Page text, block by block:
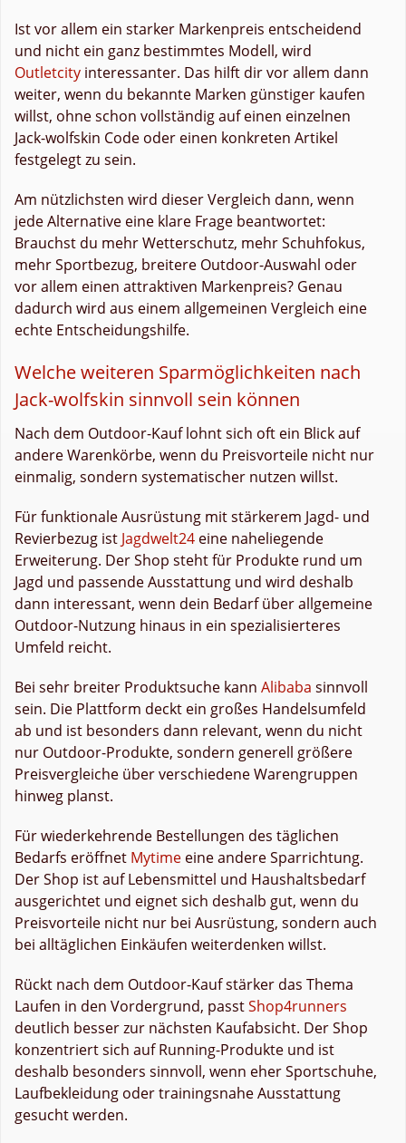
Ist vor allem ein starker Markenpreis entscheidend
und nicht ein ganz bestimmtes Modell, wird
Outletcity interessanter. Das hilft dir vor allem dann
weiter, wenn du bekannte Marken günstiger kaufen
willst, ohne schon vollständig auf einen einzelnen
Jack-wolfskin Code oder einen konkreten Artikel
festgelegt zu sein.
Am nützlichsten wird dieser Vergleich dann, wenn
jede Alternative eine klare Frage beantwortet:
Brauchst du mehr Wetterschutz, mehr Schuhfokus,
mehr Sportbezug, breitere Outdoor-Auswahl oder
vor allem einen attraktiven Markenpreis? Genau
dadurch wird aus einem allgemeinen Vergleich eine
echte Entscheidungshilfe.
Welche weiteren Sparmöglichkeiten nach
Jack-wolfskin sinnvoll sein können
Nach dem Outdoor-Kauf lohnt sich oft ein Blick auf
andere Warenkörbe, wenn du Preisvorteile nicht nur
einmalig, sondern systematischer nutzen willst.
Für funktionale Ausrüstung mit stärkerem Jagd- und
Revierbezug ist Jagdwelt24 eine naheliegende
Erweiterung. Der Shop steht für Produkte rund um
Jagd und passende Ausstattung und wird deshalb
dann interessant, wenn dein Bedarf über allgemeine
Outdoor-Nutzung hinaus in ein spezialisierteres
Umfeld reicht.
Bei sehr breiter Produktsuche kann Alibaba sinnvoll
sein. Die Plattform deckt ein großes Handelsumfeld
ab und ist besonders dann relevant, wenn du nicht
nur Outdoor-Produkte, sondern generell größere
Preisvergleiche über verschiedene Warengruppen
hinweg planst.
Für wiederkehrende Bestellungen des täglichen
Bedarfs eröffnet Mytime eine andere Sparrichtung.
Der Shop ist auf Lebensmittel und Haushaltsbedarf
ausgerichtet und eignet sich deshalb gut, wenn du
Preisvorteile nicht nur bei Ausrüstung, sondern auch
bei alltäglichen Einkäufen weiterdenken willst.
Rückt nach dem Outdoor-Kauf stärker das Thema
Laufen in den Vordergrund, passtShop4runners
deutlich besser zur nächsten Kaufabsicht. Der Shop
konzentriert sich auf Running-Produkte und ist
deshalb besonders sinnvoll, wenn eher Sportschuhe,
Laufbekleidung oder trainingsnahe Ausstattung
gesucht werden.